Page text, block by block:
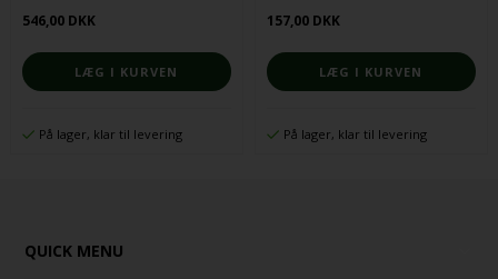
546,00 DKK
På lager, klar til levering
157,00 DKK
På lager, klar til levering
QUICK MENU